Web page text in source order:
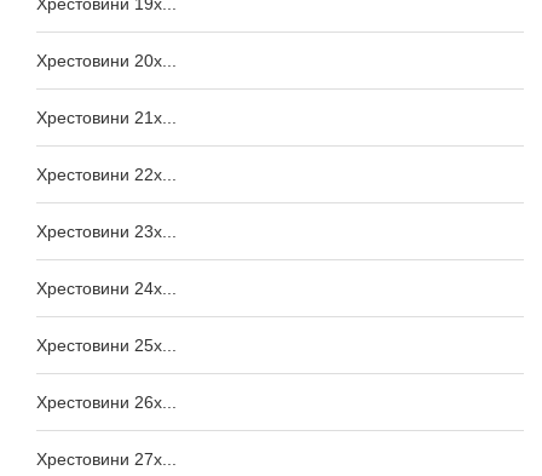
Хрестовини 20x...
Хрестовини 21x...
Хрестовини 22x...
Хрестовини 23x...
Хрестовини 24x...
Хрестовини 25x...
Хрестовини 26x...
Хрестовини 27x...